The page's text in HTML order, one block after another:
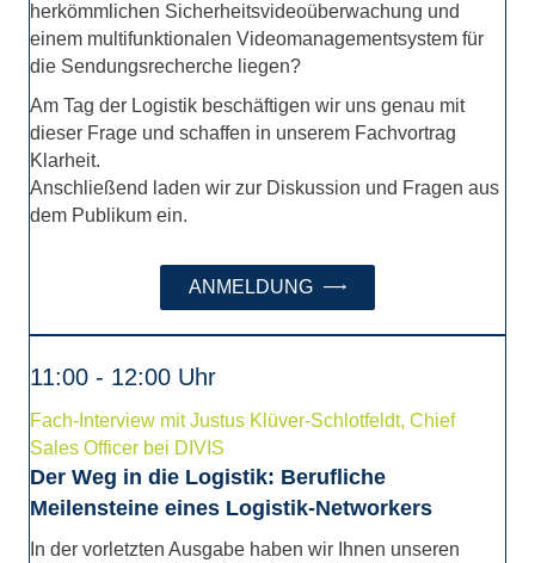
herkömmlichen Sicherheitsvideoüberwachung und
einem multifunktionalen Videomanagementsystem für
die Sendungsrecherche liegen?
Am Tag der Logistik beschäftigen wir uns genau mit
dieser Frage und schaffen in unserem Fachvortrag
Klarheit.
Anschließend laden wir zur Diskussion und Fragen aus
dem Publikum ein.
ANMELDUNG
11:00 - 12:00 Uhr
Fach-Interview mit Justus Klüver-Schlotfeldt, Chief
Sales Officer bei DIVIS
Der Weg in die Logistik: Berufliche
Meilensteine eines Logistik-Networkers
In der vorletzten Ausgabe haben wir Ihnen unseren